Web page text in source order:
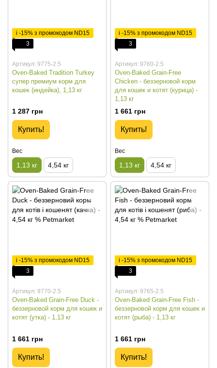
і -15% з промокодом ND15
3
Артикул: 9775-2.5
Oven-Baked Tradition Turkey
супер премиум корм для
кошек (индейка), 1,13 кг
1 287 грн
Купить!
Вес
1,13 кг 4,54 кг
і -15% з промокодом ND15
3
Артикул: 9760-2.5
Oven-Baked Grain-Free
Chicken - беззерновой корм
для кошек и котят (курица) -
1,13 кг
1 661 грн
Купить!
Вес
1,13 кг 4,54 кг
і -15% з промокодом ND15
3
Артикул: 9770-2.5
Oven-Baked Grain-Free Duck -
беззерновой корм для кошек и
котят (утка) - 1,13 кг
1 661 грн
Купить!
і -15% з промокодом ND15
3
Артикул: 9765-2.5
Oven-Baked Grain-Free Fish -
беззерновой корм для кошек и
котят (рыба) - 1,13 кг
1 661 грн
Купить!